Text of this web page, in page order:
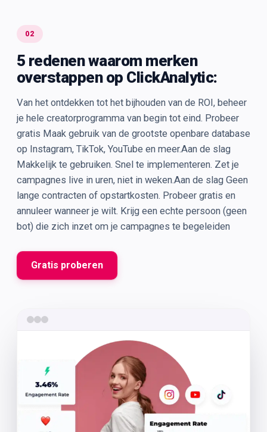
02
5 redenen waarom merken
overstappen op ClickAnalytic:
Van het ontdekken tot het bijhouden van de ROI, beheer
je hele creatorprogramma van begin tot eind. Probeer
gratis Maak gebruik van de grootste openbare database
op Instagram, TikTok, YouTube en meer.Aan de slag
Makkelijk te gebruiken. Snel te implementeren. Zet je
campagnes live in uren, niet in weken.Aan de slag Geen
lange contracten of opstartkosten. Probeer gratis en
annuleer wanneer je wilt. Krijg een echte persoon (geen
bot) die zich inzet om je campagnes te begeleiden
Gratis proberen